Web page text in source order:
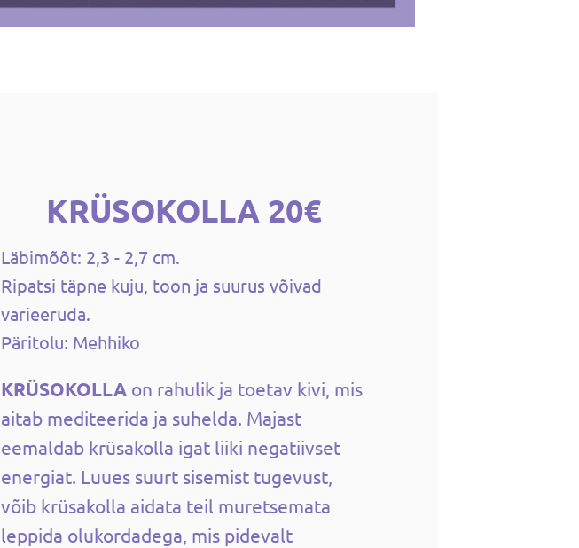
KRÜSOKOLLA 20€
Läbimõõt: 2,3 - 2,7 cm.
Ripatsi täpne kuju, toon ja suurus võivad
varieeruda.
Päritolu: Mehhiko
KRÜSOKOLLA on rahulik ja toetav kivi, mis
aitab mediteerida ja suhelda. Majast
eemaldab krüsakolla igat liiki negatiivset
energiat. Luues suurt sisemist tugevust,
võib krüsakolla aidata teil muretsemata
leppida olukordadega, mis pidevalt